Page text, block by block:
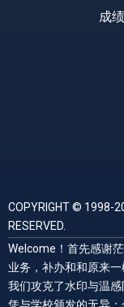
成
COPYRIGHT © 1998-
RESERVED.
Welcome！首先感谢
业务，补办和和原来
我们攻克了水印与温
凭与学校颁发的无异